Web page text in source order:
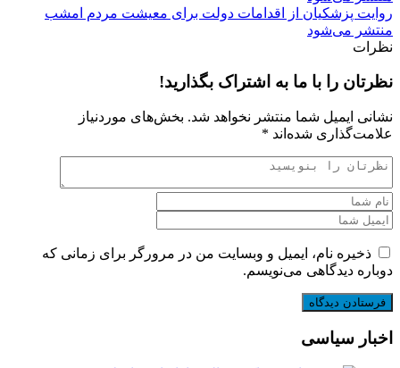
روایت پزشکیان از اقدامات دولت برای معیشت مردم امشب
منتشر می‌شود
نظرات
نظرتان را با ما به اشتراک بگذارید!
نشانی ایمیل شما منتشر نخواهد شد. بخش‌های موردنیاز
علامت‌گذاری شده‌اند *
ذخیره نام، ایمیل و وبسایت من در مرورگر برای زمانی که
دوباره دیدگاهی می‌نویسم.
اخبار سیاسی